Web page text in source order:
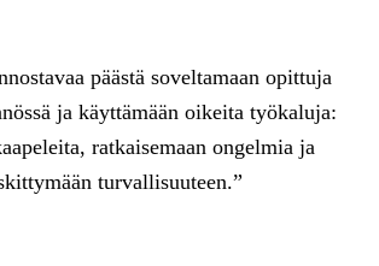
päästä soveltamaan opittuja
ja käyttämään oikeita työkaluja:
ratkaisemaan ongelmia ja
turvallisuuteen.”